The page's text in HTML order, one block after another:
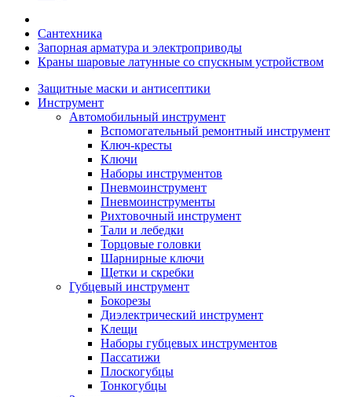
Сантехника
Запорная арматура и электроприводы
Краны шаровые латунные со спускным устройством
Защитные маски и антисептики
Инструмент
Автомобильный инструмент
Вспомогательный ремонтный инструмент
Ключ-кресты
Ключи
Наборы инструментов
Пневмоинструмент
Пневмоинструменты
Рихтовочный инструмент
Тали и лебедки
Торцовые головки
Шарнирные ключи
Щетки и скребки
Губцевый инструмент
Бокорезы
Диэлектрический инструмент
Клещи
Наборы губцевых инструментов
Пассатижи
Плоскогубцы
Тонкогубцы